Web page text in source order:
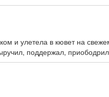
и улетела в кювет на
поддержал,